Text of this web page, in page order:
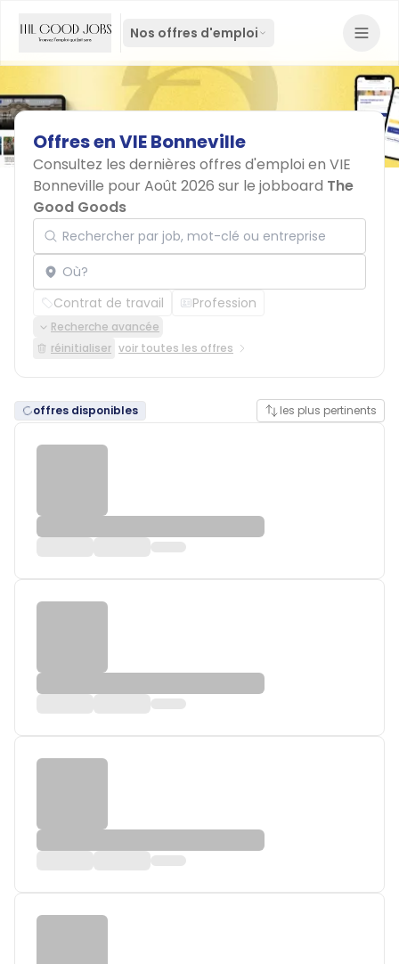
Nos offres d'emploi
OffresenVIEBonneville
Consultez les dernières offres d'emploi en VIE
Bonneville pour Août 2026 sur le jobboard The
Good Goods
Rechercher par job, mot-clé ou entreprise
Localisation
Contrat de travail Profession
Recherche avancée
réinitialiser voir toutes les offres
offres disponibles les plus pertinents